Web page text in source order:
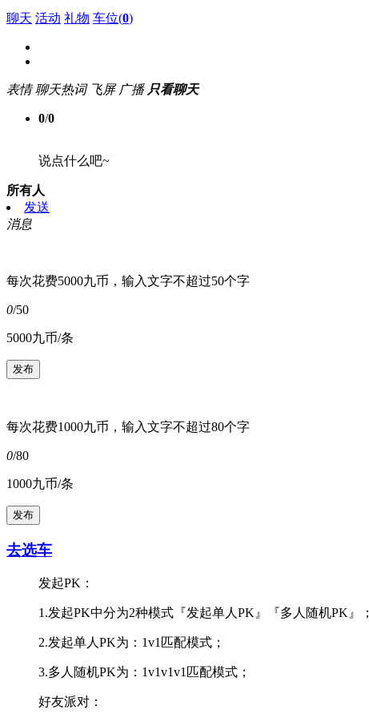
聊天 活动 礼物 车位(0)
表情 聊天热词 飞屏 广播 只看聊天
0/0
说点什么吧~
所有人
发送
消息
每次花费5000九币，输入文字不超过50个字
0/50
5000九币/条
每次花费1000九币，输入文字不超过80个字
0/80
1000九币/条
去选车
发起PK：
1.发起PK中分为2种模式『发起单人PK』『多人随机PK』；
2.发起单人PK为：1v1匹配模式；
3.多人随机PK为：1v1v1v1匹配模式；
好友派对：